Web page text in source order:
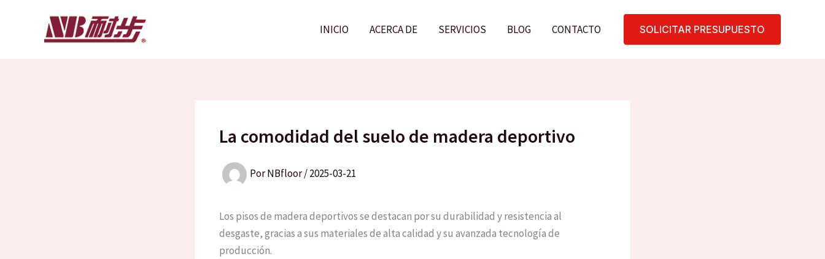
contenido
INICIO ACERCA DE SERVICIOS BLOG CONTACTO SOLICITAR PRESUPUESTO
La comodidad del suelo de madera deportivo
PorNBfloor/2025-03-21
Los pisos de madera deportivos se destacan por su durabilidad y resistencia al
desgaste, gracias a sus materiales de alta calidad y su avanzada tecnología de
producción.